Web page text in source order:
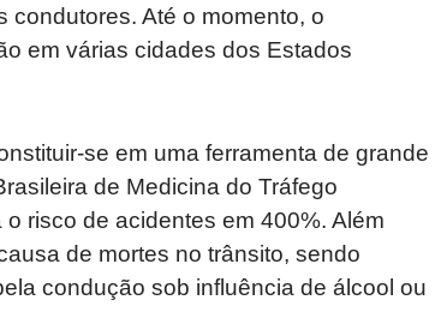
condutores. Até o momento, o
em várias cidades dos Estados
se em uma ferramenta de grande
de Medicina do Tráfego
risco de acidentes em 400%. Além
de mortes no trânsito, sendo
condução sob influência de álcool ou